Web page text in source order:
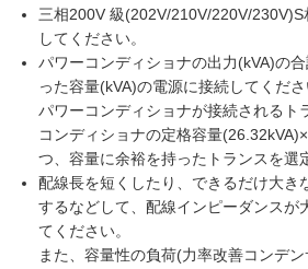
三相200V 級(202V/210V/220V/
してください。
パワーコンディショナの出力(kVA)の
った容量(kVA)の電源に接続してくださ
パワーコンディショナが接続されるト
コンディショナの定格容量
つ、容量に余裕を持ったトランスを選
配線長を短くしたり、できるだけ大き
するなどして、配線インピーダンスが
てください。
また、容量性の負荷(力率改善コンデ